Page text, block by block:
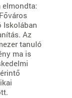
elmondta:
Iskolában
Az
tanuló
ma is